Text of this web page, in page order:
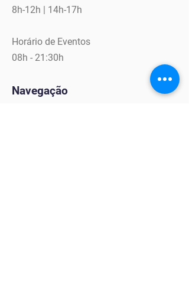
8h-12h | 14h-17h
Horário de Eventos
08h - 21:30h
Navegação